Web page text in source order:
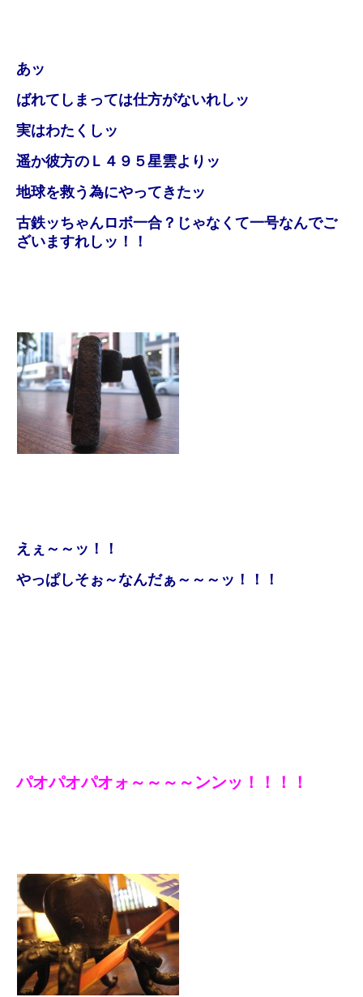
あッ
ばれてしまっては仕方がないれしッ
実はわたくしッ
遥か彼方のＬ４９５星雲よりッ
地球を救う為にやってきたッ
古鉄ッちゃんロボ一合？じゃなくて一号なんでご
ざいますれしッ！！
えぇ～～ッ！！
やっぱしそぉ～なんだぁ～～～ッ！！！
パオパオパオォ～～～～ンンッ！！！！